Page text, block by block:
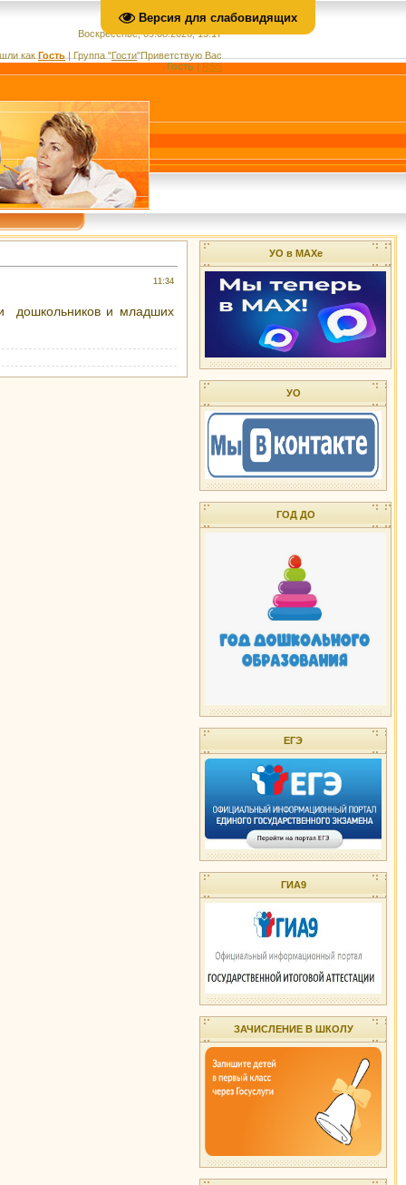
Версия для слабовидящих
Воскресенье, 09.08.2026, 13:17
как Гость | Группа "Гости"Приветствую Вас
Гость|RSS
11:34
дошкольников и младших
УО в МАХе
УО
ГОД ДО
ЕГЭ
ГИА9
ЗАЧИСЛЕНИЕ В ШКОЛУ